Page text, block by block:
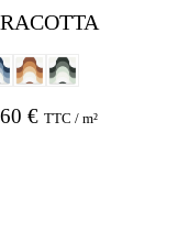
€ TTC / m²